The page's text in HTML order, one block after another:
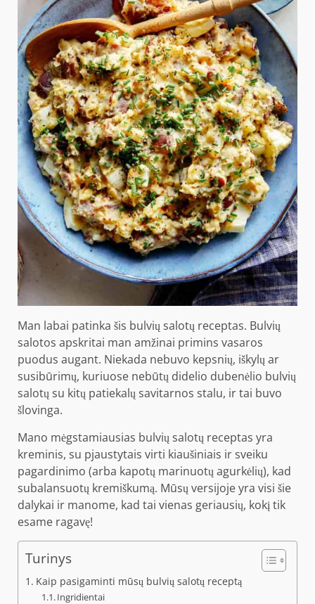
Man labai patinka šis bulvių salotų receptas. Bulvių
salotos apskritai man amžinai primins vasaros
puodus augant. Niekada nebuvo kepsnių, iškylų ​​ar
susibūrimų, kuriuose nebūtų didelio dubenėlio bulvių
salotų su kitų patiekalų savitarnos stalu, ir tai buvo
šlovinga.
Mano mėgstamiausias bulvių salotų receptas yra
kreminis, su pjaustytais virti kiaušiniais ir sveiku
pagardinimo (arba kapotų marinuotų agurkėlių), kad
subalansuotų kremiškumą. Mūsų versijoje yra visi šie
dalykai ir manome, kad tai vienas geriausių, kokį tik
esame ragavę!
Turinys
Kaip pasigaminti mūsų bulvių salotų receptą
Ingridientai